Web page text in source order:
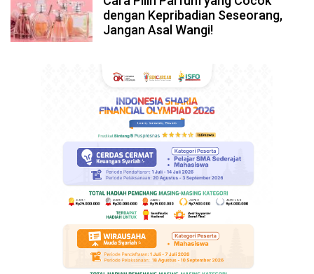
dengan Kepribadian Seseorang,
Jangan Asal Wangi!